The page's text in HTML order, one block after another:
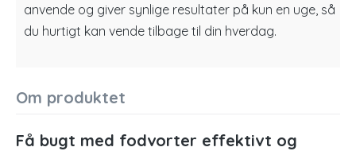
anvende og giver synlige resultater på kun en uge, så
du hurtigt kan vende tilbage til din hverdag.
Om produktet
Få bugt med fodvorter effektivt og